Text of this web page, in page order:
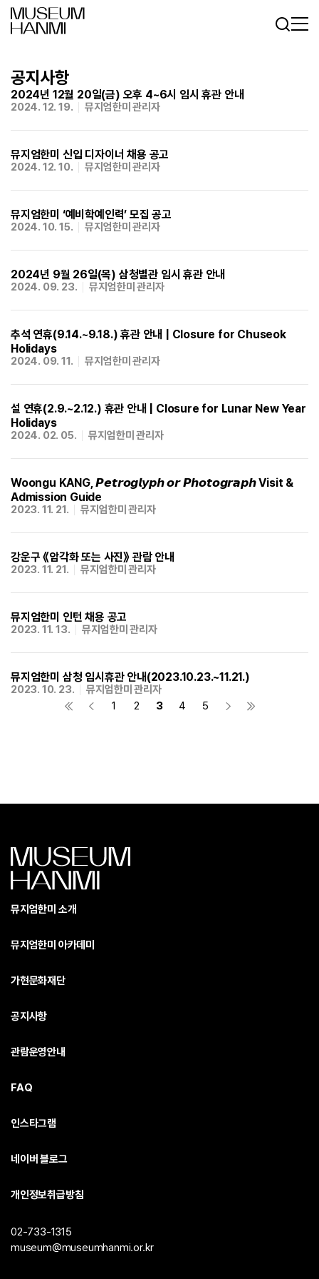
공지사항
2024년 12월 20일(금) 오후 4~6시 임시 휴관 안내
2024. 12. 19. 뮤지엄한미 관리자
뮤지엄한미 신입 디자이너 채용 공고
2024. 12. 10. 뮤지엄한미 관리자
뮤지엄한미 ‘예비학예인력’ 모집 공고
2024. 10. 15. 뮤지엄한미 관리자
2024년 9월 26일(목) 삼청별관 임시 휴관 안내
2024. 09. 23. 뮤지엄한미 관리자
추석 연휴(9.14.~9.18.) 휴관 안내 | Closure for Chuseok
Holidays
2024. 09. 11. 뮤지엄한미 관리자
설 연휴(2.9.~2.12.) 휴관 안내 | Closure for Lunar New Year
Holidays
2024. 02. 05. 뮤지엄한미 관리자
Woongu KANG, 𝙋𝙚𝙩𝙧𝙤𝙜𝙡𝙮𝙥𝙝 𝙤𝙧 𝙋𝙝𝙤𝙩𝙤𝙜𝙧𝙖𝙥𝙝 Visit &
Admission Guide
2023. 11. 21. 뮤지엄한미 관리자
강운구 《암각화 또는 사진》 관람 안내
2023. 11. 21. 뮤지엄한미 관리자
뮤지엄한미 인턴 채용 공고
2023. 11. 13. 뮤지엄한미 관리자
뮤지엄한미 삼청 임시휴관 안내(2023.10.23.~11.21.)
2023. 10. 23.
뮤지엄한미 관리자
1
2 3 4 5
뮤지엄한미 소개
뮤지엄한미 아카데미
가현문화재단
공지사항
관람운영안내
FAQ
인스타그램
네이버 블로그
개인정보취급방침
02-733-1315
museum@museumhanmi.or.kr